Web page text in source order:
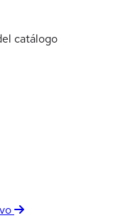
catálogo